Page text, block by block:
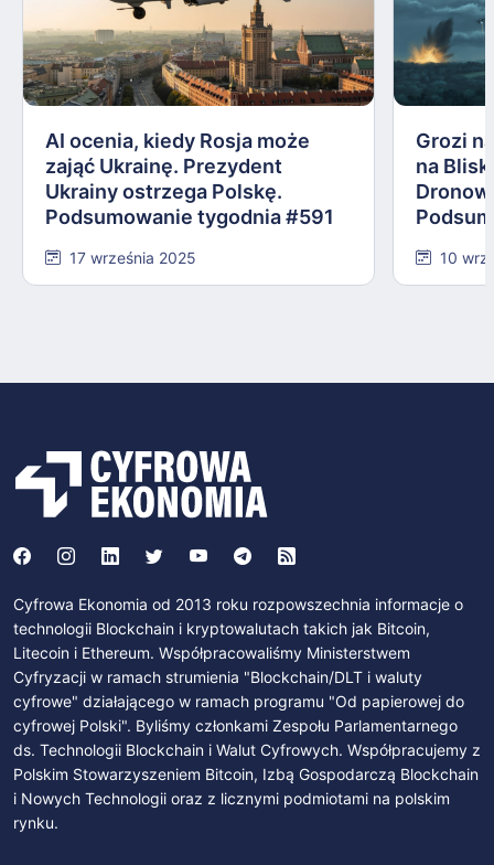
AI ocenia, kiedy Rosja może
zająć Ukrainę. Prezydent
Ukrainy ostrzega Polskę.
Podsumowanie tygodnia #591
17 września 2025
Grozi
na
10
Cyfrowa Ekonomia od 2013 roku rozpowszechnia informacje o
technologii Blockchain i kryptowalutach takich jak Bitcoin,
Litecoin i Ethereum. Współpracowaliśmy Ministerstwem
Cyfryzacji w ramach strumienia "Blockchain/DLT i waluty
cyfrowe" działającego w ramach programu "Od papierowej do
cyfrowej Polski". Byliśmy członkami Zespołu Parlamentarnego
ds. Technologii Blockchain i Walut Cyfrowych. Współpracujemy z
Polskim Stowarzyszeniem Bitcoin, Izbą Gospodarczą Blockchain
i Nowych Technologii oraz z licznymi podmiotami na polskim
rynku.